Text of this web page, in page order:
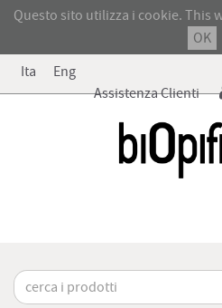
Questo sito utilizza i cookie. This
OK
Ita
Eng
Assistenza Clienti